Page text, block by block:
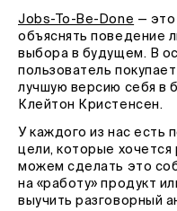
Jobs-To-Be-Done — это
объяснять поведение
выбора в будущем. В
пользователь
лучшую версию себя в
Клейтон Кристенсен.
У каждого из нас есть
цели, которые хочется
можем сделать это
на «работу» продукт
выучить разговорный